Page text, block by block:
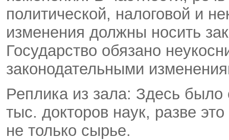
политической, налоговой и
изменения должны носить
Государство обязано
законодательными
Реплика из зала: Здесь было
тыс. докторов наук, разве
не только сырье.